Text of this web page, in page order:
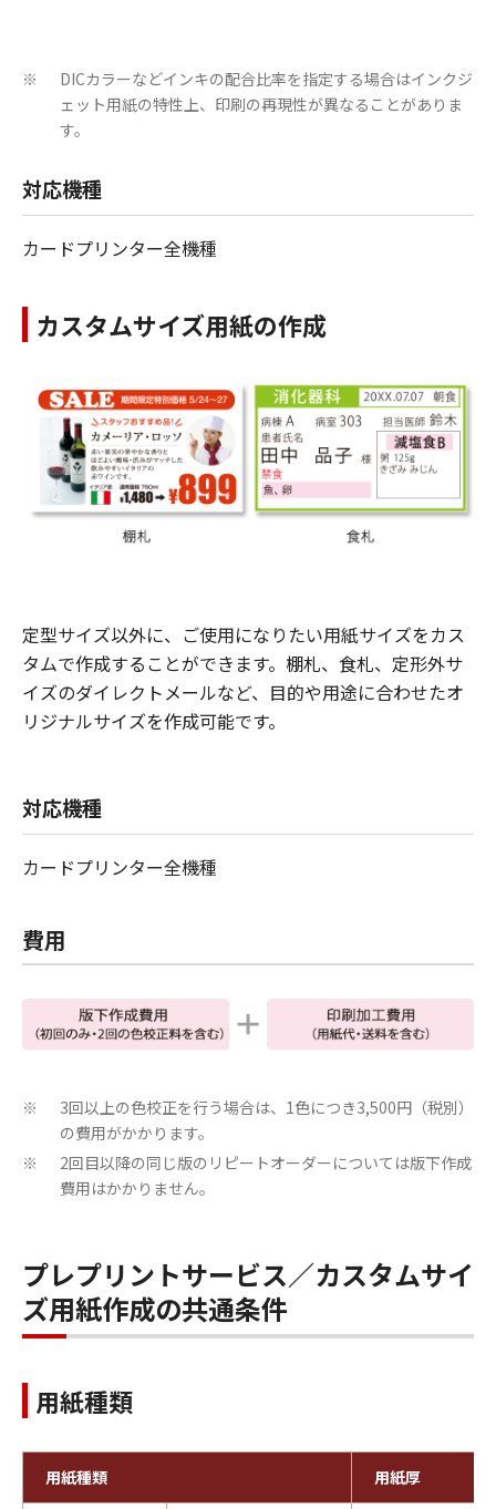
※
DICカラーなどインキの配合比率を指定する場合はインクジ
ェット用紙の特性上、印刷の再現性が異なることがありま
す。
対応機種
カードプリンター全機種
カスタムサイズ用紙の作成
定型サイズ以外に、ご使用になりたい用紙サイズをカス
タムで作成することができます。棚札、食札、定形外サ
イズのダイレクトメールなど、目的や用途に合わせたオ
リジナルサイズを作成可能です。
対応機種
カードプリンター全機種
費用
※
3回以上の色校正を行う場合は、1色につき3,500円（税別）
の費用がかかります。
※
2回目以降の同じ版のリピートオーダーについては版下作成
費用はかかりません。
プレプリントサービス／カスタムサイ
ズ用紙作成の共通条件
用紙種類
用紙種類 用紙厚